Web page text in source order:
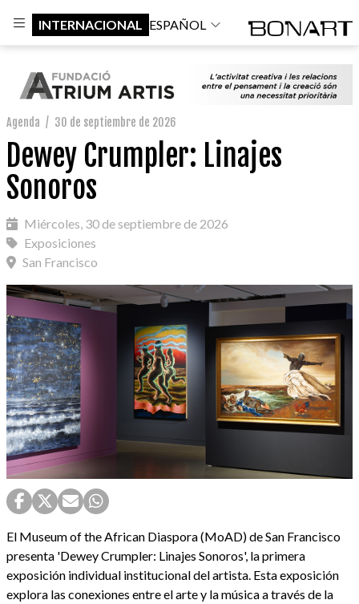
INTERNACIONAL ESPAÑOL
Agenda / 30 de septiembre de 2026
Dewey Crumpler: Linajes
Sonoros
Miércoles, 30 de septiembre de 2026
Exposiciones
San Francisco
El Museum of the African Diaspora (MoAD) de San Francisco
presenta 'Dewey Crumpler: Linajes Sonoros', la primera
exposición individual institucional del artista. Esta exposición
explora las conexiones entre el arte y la música a través de la